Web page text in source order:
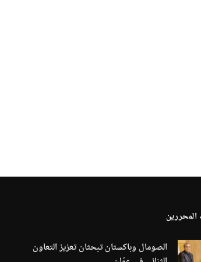
المحررين
الصومال وباكستان تبحثان تعزيز التعاون